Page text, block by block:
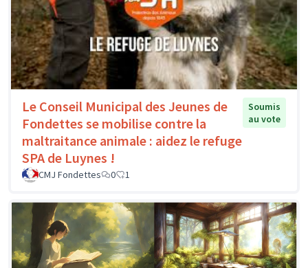
Le Conseil Municipal des Jeunes de
Fondettes se mobilise contre la
maltraitance animale : aidez le refuge
SPA de Luynes !
Soumis
au vote
CMJ Fondettes 0 1